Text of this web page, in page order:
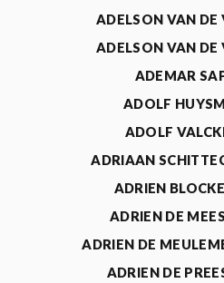
ADELSON VAN DE
ADELSON VAN DE
ADEMAR
ADOLF
ADOLF
ADRIAAN
ADRIEN
ADRIEN DE
ADRIEN DE
ADRIEN DE